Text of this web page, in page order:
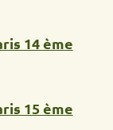
14 ème
15 ème